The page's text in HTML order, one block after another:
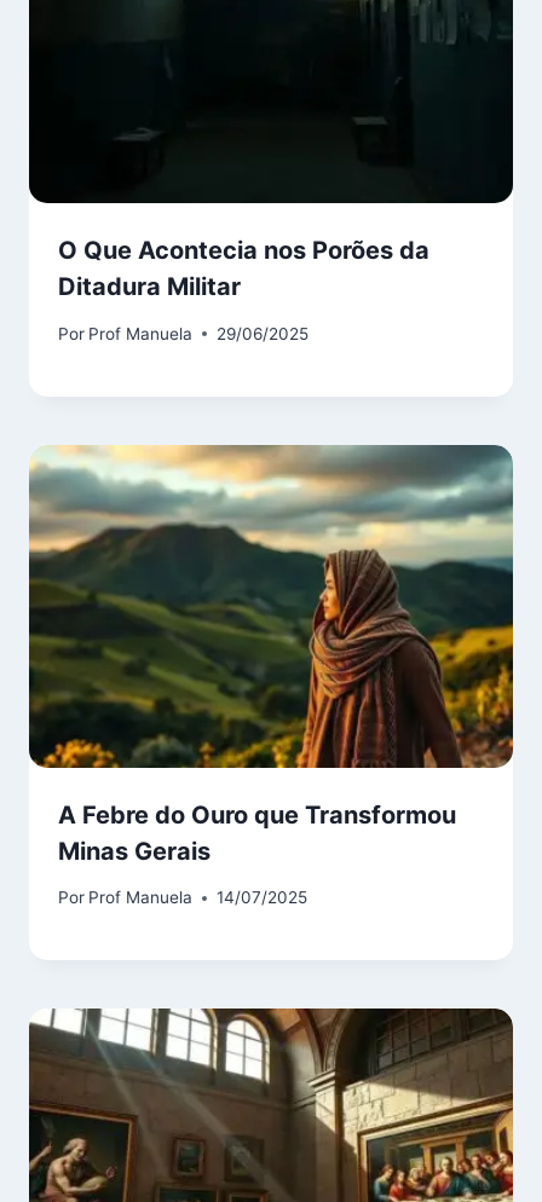
O Que Acontecia nos Porões da
Ditadura Militar
Por Prof Manuela 29/06/2025
A Febre do Ouro que Transformou
Minas Gerais
Por Prof Manuela 14/07/2025